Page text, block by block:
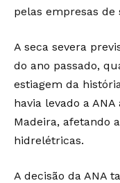
pelas empresas de
A seca severa
do ano passado,
estiagem da
havia levado a
Madeira, afetando
hidrelétricas.
A decisão da ANA